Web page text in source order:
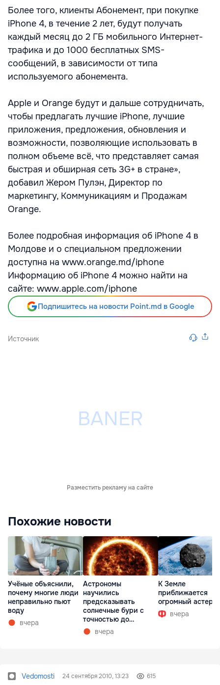
Более того, клиенты Абонемент, при покупке
iPhone 4, в течение 2 лет, будут получать
каждый месяц до 2 ГБ мобильного Интернет-
трафика и до 1000 бесплатных SMS-
сообщений, в зависимости от типа
используемого абонемента.
Apple и Orange будут и дальше сотрудничать,
чтобы предлагать лучшие iPhone, лучшие
приложения, предложения, обновления и
возможности, позволяющие использовать в
полном объеме всё, что представляет самая
быстрая и обширная сеть 3G+ в стране»,
добавил Жером Пулэн, Директор по
маркетингу, Коммуникациям и Продажам
Orange.
Более подробная информация об iPhone 4 в
Молдове и о специальном предложении
доступна на www.orange.md/iphone
Информацию об iPhone 4 можно найти на
сайте: www.apple.com/iphone
Подпишитесь на новости Point.md в Google
Источник
Разместить рекламу на сайте
Похожие новости
Учёные объяснили,
почему многие люди
неправильно пьют
воду
вчера
Астрономы
научились
предсказывать
солнечные бури с
точностью до
получаса
вчера
К Земле
приближается
огромный
вчера
Vedomosti 24 сентября 2010, 13:23 615